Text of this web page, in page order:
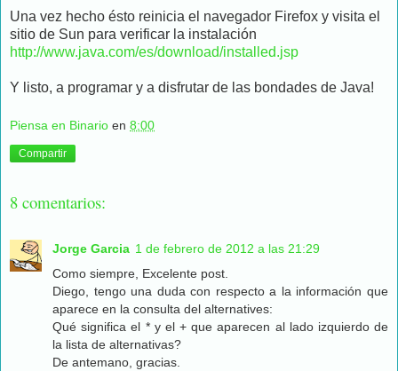
Una vez hecho ésto reinicia el navegador Firefox y visita el
sitio de Sun para verificar la instalación
http://www.java.com/es/download/installed.jsp
Y listo, a programar y a disfrutar de las bondades de Java!
Piensa en Binario en 8:00
Compartir
8 comentarios:
Jorge Garcia 1 de febrero de 2012 a las 21:29
Como siempre, Excelente post.
Diego, tengo una duda con respecto a la información que
aparece en la consulta del alternatives:
Qué significa el * y el + que aparecen al lado izquierdo de
la lista de alternativas?
De antemano, gracias.